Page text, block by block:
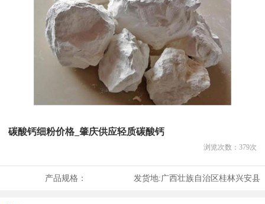
碳酸钙细粉价格_肇庆供应轻质碳酸钙
浏览次数： 379次
产品规格： 发货地:广西壮族自治区桂林兴安县